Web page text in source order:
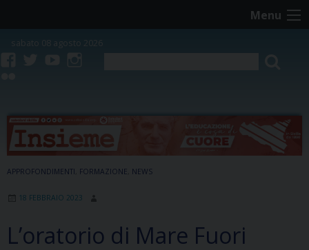
content
Menu
sabato 08 agosto 2026
APPROFONDIMENTI FORMAZIONE NEWS
18 FEBBRAIO 2023
L’oratorio di Mare Fuori